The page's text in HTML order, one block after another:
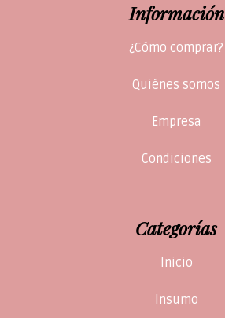
Información
¿Cómo comprar?
Quiénes somos
Empresa
Condiciones
Categorías
Inicio
Insumo